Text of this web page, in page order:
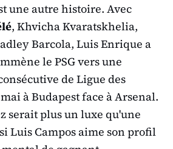
une autre histoire. Avec
, Khvicha Kvaratskhelia,
Barcola, Luis Enrique a
le PSG vers une
de Ligue des
à Budapest face à Arsenal.
serait plus un luxe qu'une
Luis Campos aime son profil